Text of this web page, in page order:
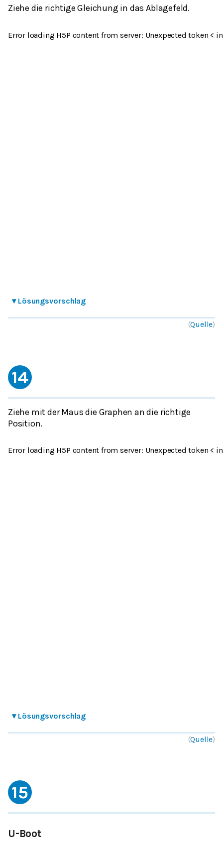
Ziehe die richtige Gleichung in das Ablagefeld.
Error loading H5P content from server: Unexpected token <
▾ Lösungsvorschlag
(Quelle)
14
Ziehe mit der Maus die Graphen an die richtige
Position.
Error loading H5P content from server: Unexpected token <
▾ Lösungsvorschlag
(Quelle)
15
U-Boot